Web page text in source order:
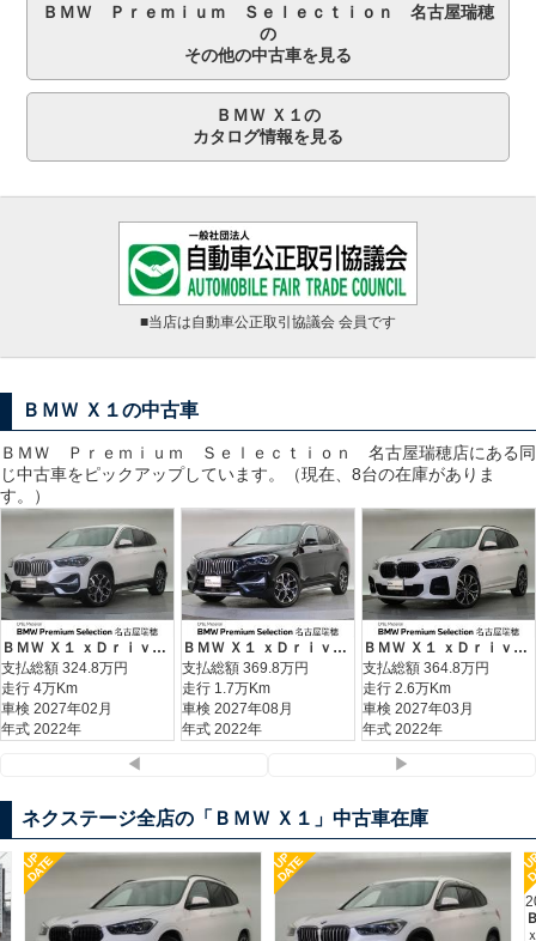
ＢＭＷ Ｐｒｅｍｉｕｍ Ｓｅｌｅｃｔｉｏｎ 名古屋瑞穂
の
その他の中古車を見る
ＢＭＷ Ｘ１の
カタログ情報を見る
■当店は自動車公正取引協議会 会員です
ＢＭＷ Ｘ１の中古車
ＢＭＷ Ｐｒｅｍｉｕｍ Ｓｅｌｅｃｔｉｏｎ 名古屋瑞穂店にある同
じ中古車をピックアップしています。（現在、8台の在庫がありま
す。）
ＢＭＷ Ｘ１ ｘＤｒｉｖｅ １８ｄ ｘライン
支払総額 324.8万円
走行 4万Km
車検 2027年02月
年式 2022年
ＢＭＷ Ｘ１ ｘＤｒｉｖｅ １８ｄ ｘライン ハイラインパッケージ
支払総額 369.8万円
走行 1.7万Km
車検 2027年08月
年式 2022年
ＢＭＷ Ｘ１ ｘＤｒｉｖｅ １８ｄ Ｍスポーツ
支払総額 364.8万円
走行 2.6万Km
車検 2027年03月
年式 2022年
◀ ▶
ネクステージ全店の「ＢＭＷ Ｘ１」中古車在庫
UP
DATE UP
DATE
2017(H29) 走行3.5万km
ＢＭＷ Ｘ１
ｘＤｒｉｖｅ １８ｄ Ｍスポー
支払総額204.6万円